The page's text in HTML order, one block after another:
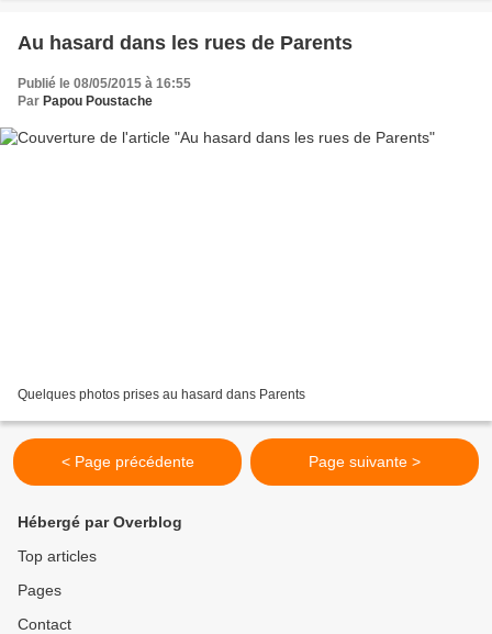
Au hasard dans les rues de Parents
Publié le 08/05/2015 à 16:55
Par Papou Poustache
Quelques photos prises au hasard dans Parents
< Page précédente Page suivante >
Hébergé par Overblog
Top articles
Pages
Contact